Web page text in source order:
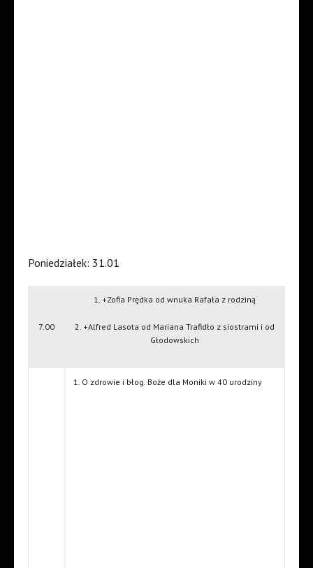
Poniedziałek: 31.01
7.00
1. +Zofia Prędka od wnuka Rafała z rodziną
2. +Alfred Lasota od Mariana Trafidło z siostrami i od
Głodowskich
1. O zdrowie i błog. Boże dla Moniki w 40 urodziny